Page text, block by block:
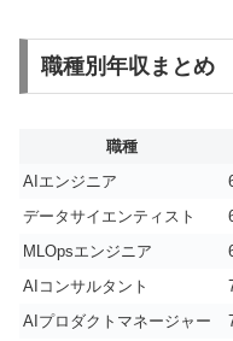
職種別年収まとめ
職種
AIエンジニア
データサイエンティスト
MLOpsエンジニア
AIコンサルタント
AIプロダクトマネージャー